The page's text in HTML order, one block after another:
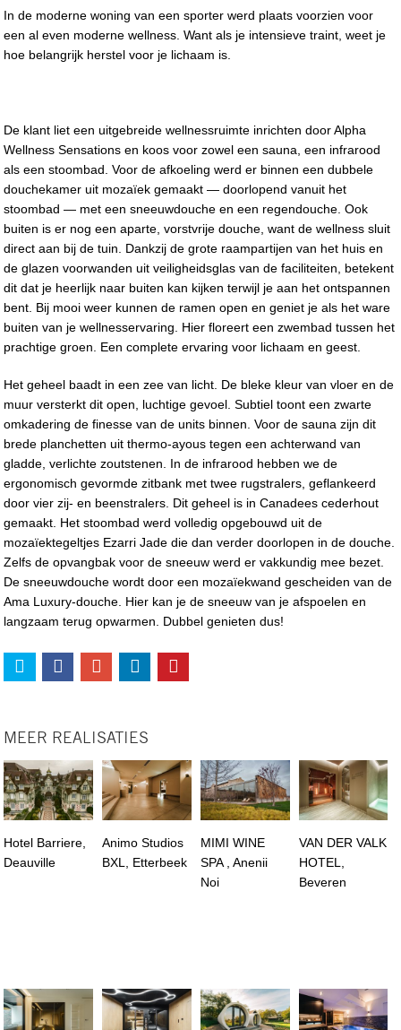
In de moderne woning van een sporter werd plaats voorzien voor
een al even moderne wellness. Want als je intensieve traint, weet je
hoe belangrijk herstel voor je lichaam is.
De klant liet een uitgebreide wellnessruimte inrichten door Alpha
Wellness Sensations en koos voor zowel een sauna, een infrarood
als een stoombad. Voor de afkoeling werd er binnen een dubbele
douchekamer uit mozaïek gemaakt — doorlopend vanuit het
stoombad — met een sneeuwdouche en een regendouche. Ook
buiten is er nog een aparte, vorstvrije douche, want de wellness sluit
direct aan bij de tuin. Dankzij de grote raampartijen van het huis en
de glazen voorwanden uit veiligheidsglas van de faciliteiten, betekent
dit dat je heerlijk naar buiten kan kijken terwijl je aan het ontspannen
bent. Bij mooi weer kunnen de ramen open en geniet je als het ware
buiten van je wellnesservaring. Hier floreert een zwembad tussen het
prachtige groen. Een complete ervaring voor lichaam en geest.
Het geheel baadt in een zee van licht. De bleke kleur van vloer en de
muur versterkt dit open, luchtige gevoel. Subtiel toont een zwarte
omkadering de finesse van de units binnen. Voor de sauna zijn dit
brede planchetten uit thermo-ayous tegen een achterwand van
gladde, verlichte zoutstenen. In de infrarood hebben we de
ergonomisch gevormde zitbank met twee rugstralers, geflankeerd
door vier zij- en beenstralers. Dit geheel is in Canadees cederhout
gemaakt. Het stoombad werd volledig opgebouwd uit de
mozaïektegeltjes Ezarri Jade die dan verder doorlopen in de douche.
Zelfs de opvangbak voor de sneeuw werd er vakkundig mee bezet.
De sneeuwdouche wordt door een mozaïekwand gescheiden van de
Ama Luxury-douche. Hier kan je de sneeuw van je afspoelen en
langzaam terug opwarmen. Dubbel genieten dus!
MEER REALISATIES
Hotel Barriere,
Deauville
Animo Studios
BXL, Etterbeek
MIMI WINE
SPA , Anenii
Noi
VAN DER VALK
HOTEL,
Beveren